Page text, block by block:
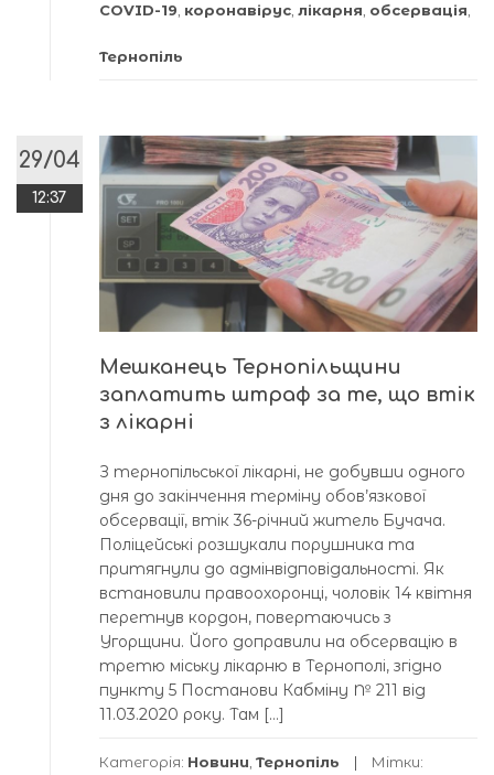
COVID-19 коронавірус лікарня обсервація
Тернопіль
29/04
12:37
Мешканець Тернопільщини
заплатить штраф за те, що втік
з лікарні
З тернопільської лікарні, не добувши одного
дня до закінчення терміну обов’язкової
обсервації, втік 36-річний житель Бучача.
Поліцейські розшукали порушника та
притягнули до адмінвідповідальності. Як
встановили правоохоронці, чоловік 14 квітня
перетнув кордон, повертаючись з
Угорщини. Його доправили на обсервацію в
третю міську лікарню в Тернополі, згідно
пункту 5 Постанови Кабміну № 211 від
11.03.2020 року. Там […]
Категорія: Новини, Тернопіль Мітки: